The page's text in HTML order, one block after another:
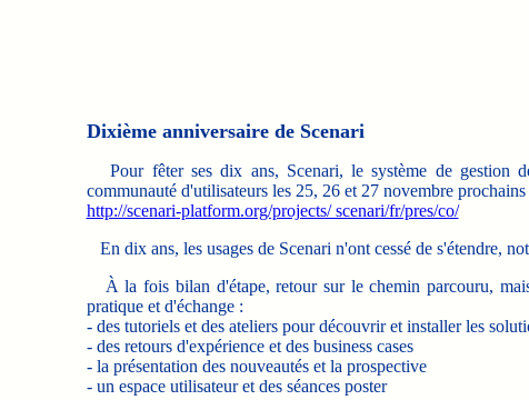
Dixième anniversaire de Scenari
Pour fêter ses dix ans, Scenari, le système de gestion
communauté d'utilisateurs les 25, 26 et 27 novembre
http://scenari-platform.org/projects/ scenari/fr/pres/co/
En dix ans, les usages de Scenari n'ont cessé de s'étendre,
À la fois bilan d'étape, retour sur le chemin parcouru,
pratique et d'échange :
- des tutoriels et des ateliers pour découvrir et installer les
- des retours d'expérience et des business cases
- la présentation des nouveautés et la prospective
- un espace utilisateur et des séances poster